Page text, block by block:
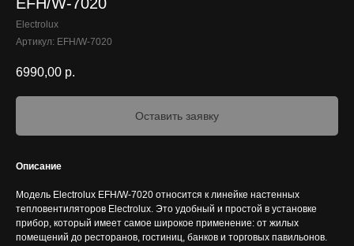
Electrolux
Артикул: EFH/W-7020
6990,00 р.
Оставить заявку
Описание
Модель Electrolux EFH/W-7020 относится к линейке настенных
тепловентиляторов Electrolux. Это удобный и простой в установке
прибор, который имеет самое широкое применение: от жилых
помещений до ресторанов, гостиниц, банков и торговых павильонов.